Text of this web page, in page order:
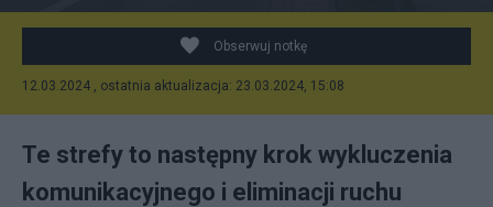
Obserwuj notkę
12.03.2024 , ostatnia aktualizacja: 23.03.2024, 15:08
Te strefy to następny krok wy­klu­cze­nia
ko­mu­ni­ka­cyj­ne­go i eliminacji ruchu